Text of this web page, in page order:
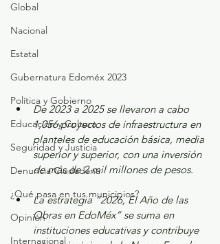
Global
Nacional
Estatal
Gubernatura Edoméx 2023
Política y Gobierno
Educación y Cultura
Seguridad y Justicia
Denuncia Ciudadana
¿Qué pasa en tus municipios?
Opinión
Internacional
De 2023 a 2025 se llevaron a cabo
1,056 proyectos de infraestructura en
planteles de educación básica, media
superior y superior, con una inversión
de más de 2 mil millones de pesos.
La estrategia “2026, El Año de las
Obras en EdoMéx” se suma en
instituciones educativas y contribuye